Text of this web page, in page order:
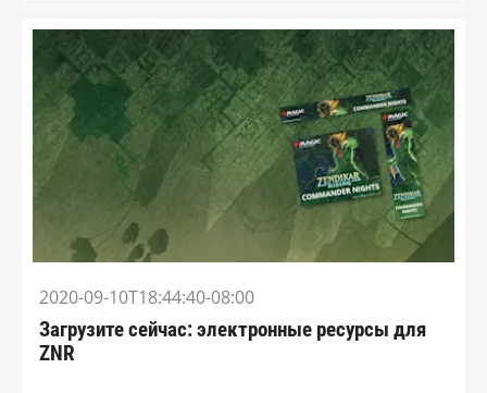
2020-09-10T18:44:40-08:00
Загрузите сейчас: электронные ресурсы для
ZNR